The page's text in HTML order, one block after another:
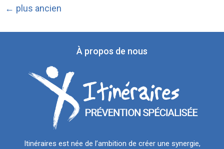
← plus ancien
À propos de nous
Itinéraires est née de l’ambition de créer une synergie,